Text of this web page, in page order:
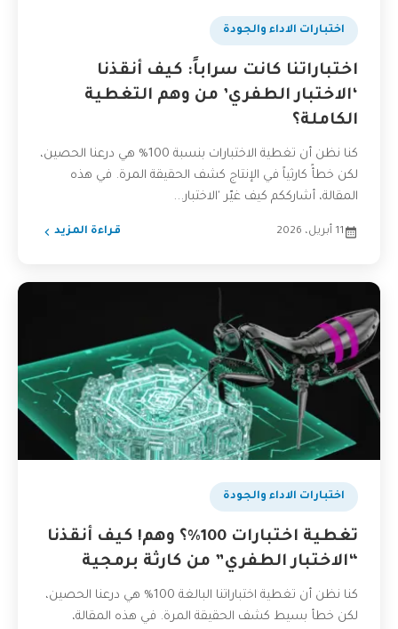
اختبارات الاداء والجودة
اختباراتنا كانت سراباً: كيف أنقذنا
‘الاختبار الطفري’ من وهم التغطية
الكاملة؟
كنا نظن أن تغطية الاختبارات بنسبة 100% هي درعنا الحصين،
لكن خطأً كارثياً في الإنتاج كشف الحقيقة المرة. في هذه
المقالة، أشارككم كيف غيّر 'الاختبار...
11 أبريل، 2026 قراءة المزيد
اختبارات الاداء والجودة
تغطية اختبارات 100%؟ وهم! كيف أنقذنا
“الاختبار الطفري” من كارثة برمجية
كنا نظن أن تغطية اختباراتنا البالغة 100% هي درعنا الحصين،
لكن خطأ بسيط كشف الحقيقة المرة. في هذه المقالة،